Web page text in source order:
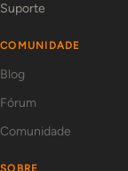
Suporte
COMUNIDADE
Blog
Fórum
Comunidade